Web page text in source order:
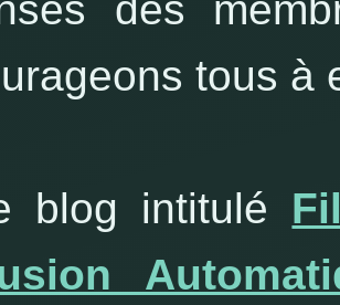
tous à
blog intitulé